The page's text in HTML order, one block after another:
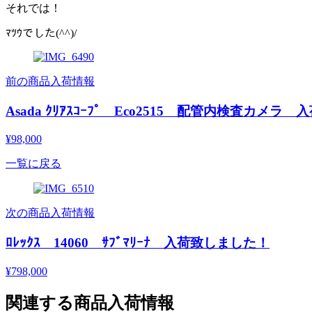
それでは！
ﾏﾂｳでした(^^)/
前の商品入荷情報
Asada ｸﾘｱｽｺｰﾌﾟ Eco2515 配管内検査カメラ 入
¥98,000
一覧に戻る
次の商品入荷情報
ﾛﾚｯｸｽ 14060 ｻﾌﾞﾏﾘｰﾅ 入荷致しました！
¥798,000
関連する商品入荷情報